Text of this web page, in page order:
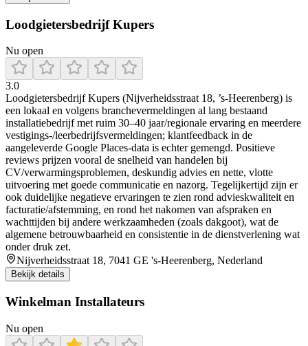
Loodgietersbedrijf Kupers
Nu open
3.0
Loodgietersbedrijf Kupers (Nijverheidsstraat 18, ’s-Heerenberg) is
een lokaal en volgens branchevermeldingen al lang bestaand
installatiebedrijf met ruim 30–40 jaar/regionale ervaring en meerdere
vestigings-/leerbedrijfsvermeldingen; klantfeedback in de
aangeleverde Google Places-data is echter gemengd. Positieve
reviews prijzen vooral de snelheid van handelen bij
CV/verwarmingsproblemen, deskundig advies en nette, vlotte
uitvoering met goede communicatie en nazorg. Tegelijkertijd zijn er
ook duidelijke negatieve ervaringen te zien rond advieskwaliteit en
facturatie/afstemming, en rond het nakomen van afspraken en
wachttijden bij andere werkzaamheden (zoals dakgoot), wat de
algemene betrouwbaarheid en consistentie in de dienstverlening wat
onder druk zet.
Nijverheidsstraat 18, 7041 GE 's-Heerenberg, Nederland
Bekijk details
Winkelman Installateurs
Nu open